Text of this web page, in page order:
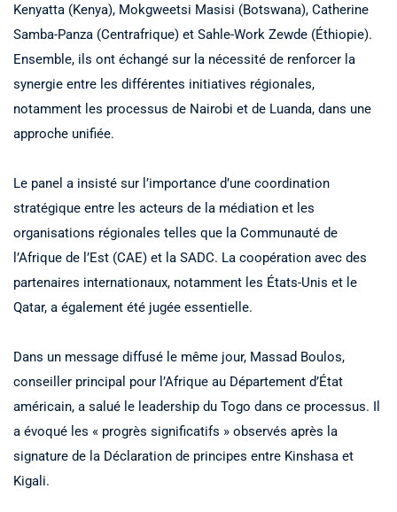
Kenyatta (Kenya), Mokgweetsi Masisi (Botswana), Catherine
Samba-Panza (Centrafrique) et Sahle-Work Zewde (Éthiopie).
Ensemble, ils ont échangé sur la nécessité de renforcer la
synergie entre les différentes initiatives régionales,
notamment les processus de Nairobi et de Luanda, dans une
approche unifiée.
Le panel a insisté sur l’importance d’une coordination
stratégique entre les acteurs de la médiation et les
organisations régionales telles que la Communauté de
l’Afrique de l’Est (CAE) et la SADC. La coopération avec des
partenaires internationaux, notamment les États-Unis et le
Qatar, a également été jugée essentielle.
Dans un message diffusé le même jour, Massad Boulos,
conseiller principal pour l’Afrique au Département d’État
américain, a salué le leadership du Togo dans ce processus. Il
a évoqué les « progrès significatifs » observés après la
signature de la Déclaration de principes entre Kinshasa et
Kigali.